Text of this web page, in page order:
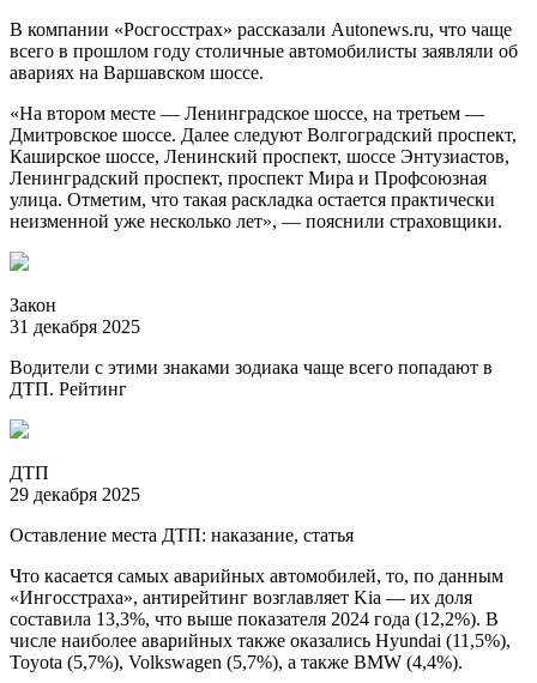
В компании «Росгосстрах» рассказали Autonews.ru, что чаще
всего в прошлом году столичные автомобилисты заявляли об
авариях на Варшавском шоссе.
«На втором месте — Ленинградское шоссе, на третьем —
Дмитровское шоссе. Далее следуют Волгоградский проспект,
Каширское шоссе, Ленинский проспект, шоссе Энтузиастов,
Ленинградский проспект, проспект Мира и Профсоюзная
улица. Отметим, что такая раскладка остается практически
неизменной уже несколько лет», — пояснили страховщики.
Закон
31 декабря 2025
Водители с этими знаками зодиака чаще всего попадают в
ДТП. Рейтинг
ДТП
29 декабря 2025
Оставление места ДТП: наказание, статья
Что касается самых аварийных автомобилей, то, по данным
«Ингосстраха», антирейтинг возглавляет Kia — их доля
составила 13,3%, что выше показателя 2024 года (12,2%). В
числе наиболее аварийных также оказались Hyundai (11,5%),
Toyota (5,7%), Volkswagen (5,7%), а также BMW (4,4%).